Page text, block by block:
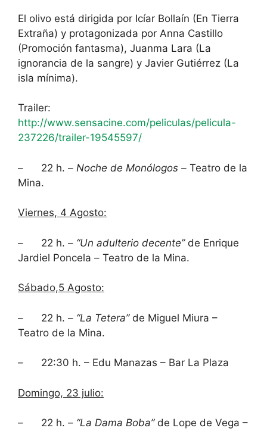
El olivo está dirigida por Icíar Bollaín (En Tierra
Extraña) y protagonizada por Anna Castillo
(Promoción fantasma), Juanma Lara (La
ignorancia de la sangre) y Javier Gutiérrez (La
isla mínima).
Trailer:
http://www.sensacine.com/peliculas/pelicula-
237226/trailer-19545597/
– 22 h. – Noche de Monólogos – Teatro de la
Mina.
Viernes, 4 Agosto:
– 22 h. – “Un adulterio decente” de Enrique
Jardiel Poncela – Teatro de la Mina.
Sábado,5 Agosto:
– 22 h. – “La Tetera” de Miguel Miura –
Teatro de la Mina.
– 22:30 h. – Edu Manazas – Bar La Plaza
Domingo, 23 julio:
– 22 h. – “La Dama Boba”de Lope de Vega –